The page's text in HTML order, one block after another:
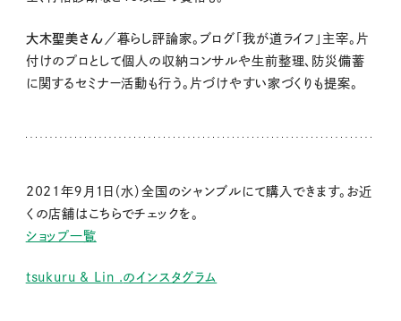
大木聖美さん ／暮らし評論家。ブログ「我が道ライフ」主宰。片
付けのプロとして個人の収納コンサルや生前整理、防災備蓄
に関するセミナー活動も行う。片づけやすい家づくりも提案。
2021年９月１日（水）全国のシャンブルにて購入できます。お近
くの店舗はこちらでチェックを。
ショップ一覧
tsukuru & Lin .のインスタグラム